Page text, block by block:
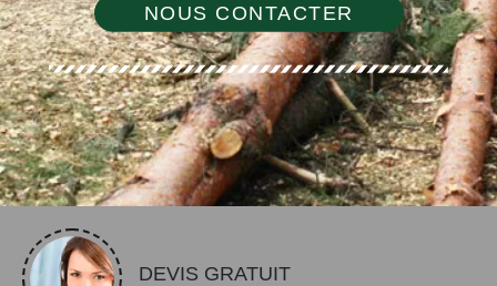
NOUS CONTACTER
DEVIS GRATUIT